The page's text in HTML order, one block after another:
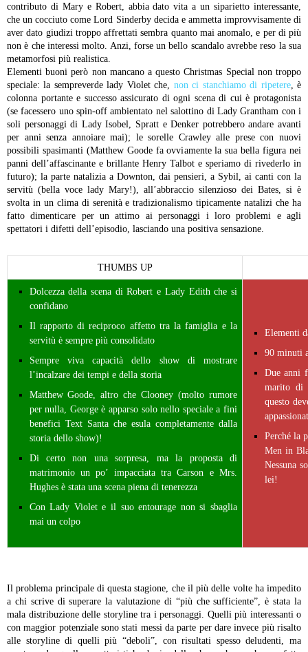
contributo di Mary e Robert, abbia dato vita a un siparietto interessante,
che un cocciuto come Lord Sinderby decida e ammetta improvvisamente di
aver dato giudizi troppo affrettati sembra quanto mai anomalo, e per di più
non è che interessi molto. Anzi, forse un bello scandalo avrebbe reso la sua
metamorfosi più realistica.
Elementi buoni però non mancano a questo Christmas Special non troppo
speciale: la sempreverde lady Violet che, non ci stanchiamo di ripetere, è
colonna portante e successo assicurato di ogni scena di cui è protagonista
(se facessero uno spin-off ambientato nel salottino di Lady Grantham con i
soli personaggi di Lady Isobel, Spratt e Denker potrebbero andare avanti
per anni senza annoiare mai); le sorelle Crawley alle prese con nuovi
possibili spasimanti (Matthew Goode fa ovviamente la sua bella figura nei
panni dell’affascinante e brillante Henry Talbot e speriamo di rivederlo in
futuro); la parte natalizia a Downton, dai pensieri, a Sybil, ai canti con la
servitù (bella voce lady Mary!), all’abbraccio silenzioso dei Bates, si è
svolta in un clima di serenità e tradizionalismo tipicamente natalizi che ha
fatto dimenticare per un attimo ai personaggi i loro problemi e agli
spettatori i difetti dell’episodio, lasciando una positiva sensazione.
THUMBS UP
Dolcezza della scena di Robert e Lady Edith che si
confidano
Il rapporto di reciproco affetto tra la famiglia e la
servitù è sempre più consolidato
Sempre viva capacità dello show di mostrare
l’incalzare dei tempi e della storia
Matthew Goode, altro che Clooney (molto rumore
per nulla, George è apparso solo nello speciale a fini
benefici Text Santa che esula completamente dalla
storia dello show)!
Di certo non una sorpresa, ma la proposta di
matrimonio un po’ impacciata tra Carson e Mrs.
Hughes è stata una scena piena di tenerezza
Con Lady Violet e il suo entourage non si sbaglia
mai un colpo
Elementi
90 minuti
Due anni
marito di
questo
Perché la
Men in
Nessuna
lei!
Il problema principale di questa stagione, che il più delle volte ha impedito
a chi scrive di superare la valutazione di “più che sufficiente”, è stata la
mala distribuzione delle storyline tra i personaggi. Quelli più interessanti o
con maggior potenziale sono stati messi da parte per dare invece più risalto
alle storyline di quelli più “deboli”, con risultati spesso deludenti, ma